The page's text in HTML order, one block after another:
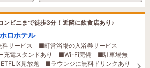
ンビニまで徒歩3分！近隣に飲食店あり♪
ロホテル
料サービス ■町営浴場の入浴券サービス
充電スタンドあり ■Wi-Fi完備 ■駐車場無
見放題 ■ラウンジに無料ドリンクあり